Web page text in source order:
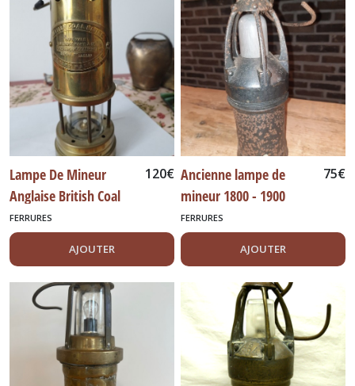
Lampe De Mineur
Anglaise British Coal
Minining.
120€
FERRURES
AJOUTER
Ancienne lampe de
mineur 1800 - 1900
75€
FERRURES
AJOUTER